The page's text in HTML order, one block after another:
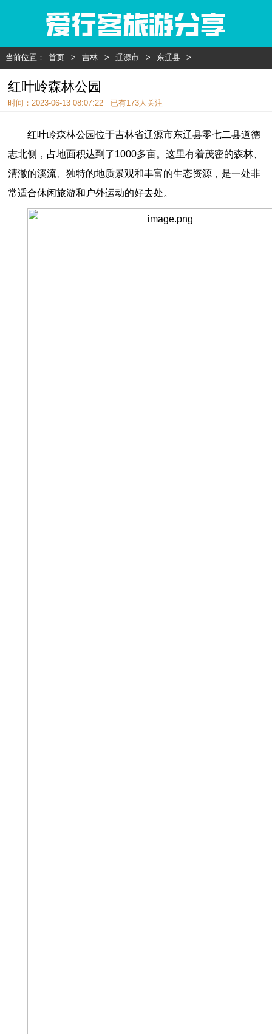
当前位置： 首页 > 吉林 > 辽源市 > 东辽县 >
红叶岭森林公园
时间：2023-06-13 08:07:22 已有173人关注
红叶岭森林公园位于吉林省辽源市东辽县零七二县道德
志北侧，占地面积达到了1000多亩。这里有着茂密的森林、
清澈的溪流、独特的地质景观和丰富的生态资源，是一处非
常适合休闲旅游和户外运动的好去处。